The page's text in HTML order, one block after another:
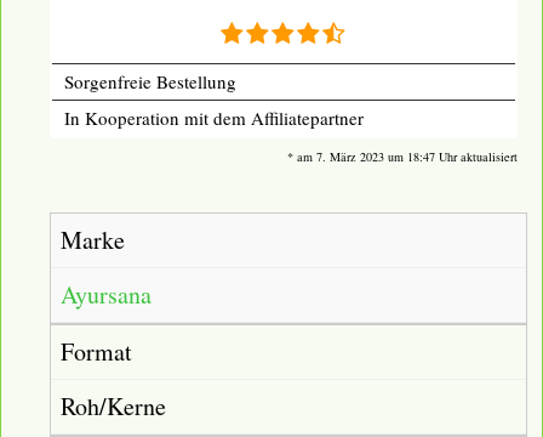
Sorgenfreie Bestellung
In Kooperation mit dem Affiliatepartner
* am 7. März 2023 um 18:47 Uhr aktualisiert
Marke
Ayursana
Format
Roh/Kerne